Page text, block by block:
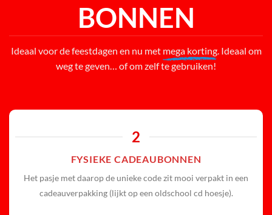
BONNEN
Ideaal voor de feestdagen en nu met mega korting. Ideaal om
weg te geven… of om zelf te gebruiken!
2
FYSIEKE CADEAUBONNEN
Het pasje met daarop de unieke code zit mooi verpakt in een
cadeauverpakking (lijkt op een oldschool cd hoesje).